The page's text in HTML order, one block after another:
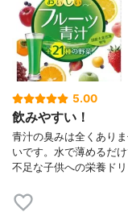
5.00
飲みやすい！
青汁の臭みは全くあり
いです。水で薄めるだ
不足な子供への栄養ド